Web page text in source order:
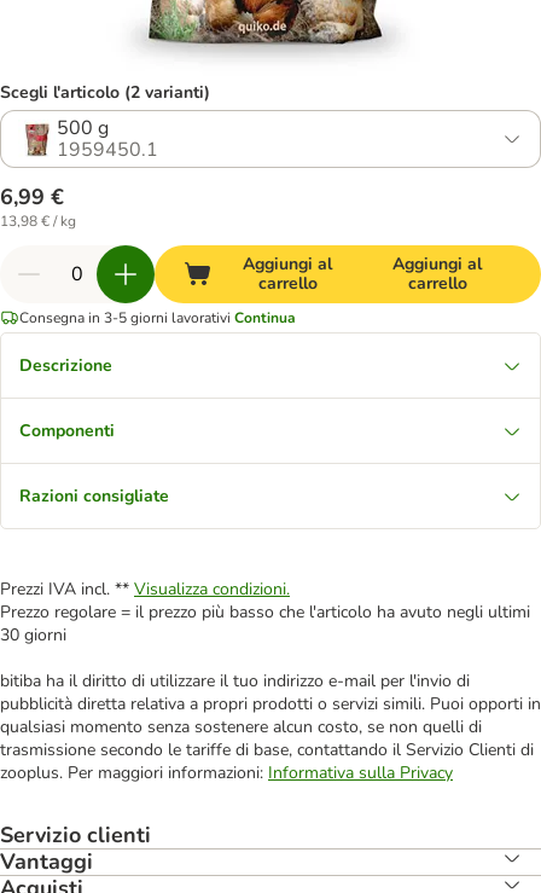
Scegli l'articolo (2 varianti)
500 g
1959450.1
6,99 €
13,98 € / kg
Aggiungi al
carrello
Aggiungi al
carrello
Consegna in 3-5 giorni lavorativi Continua
Descrizione
Componenti
Razioni consigliate
Prezzi IVA incl. ** Visualizza condizioni.
Prezzo regolare = il prezzo più basso che l'articolo ha avuto negli ultimi
30 giorni
bitiba ha il diritto di utilizzare il tuo indirizzo e-mail per l'invio di
pubblicità diretta relativa a propri prodotti o servizi simili. Puoi opporti in
qualsiasi momento senza sostenere alcun costo, se non quelli di
trasmissione secondo le tariffe di base, contattando il Servizio Clienti di
zooplus. Per maggiori informazioni: Informativa sulla Privacy
Servizio clienti
Vantaggi